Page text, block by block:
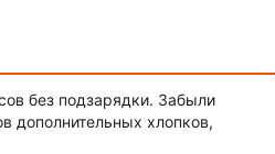
без подзарядки. Забыли
дополнительных хлопков,